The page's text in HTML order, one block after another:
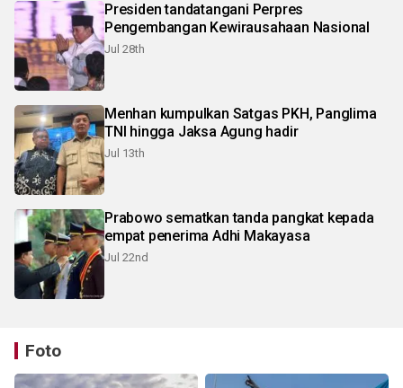
Presiden tandatangani Perpres
Pengembangan Kewirausahaan Nasional
Jul 28th
Menhan kumpulkan Satgas PKH, Panglima
TNI hingga Jaksa Agung hadir
Jul 13th
Prabowo sematkan tanda pangkat kepada
empat penerima Adhi Makayasa
Jul 22nd
Foto